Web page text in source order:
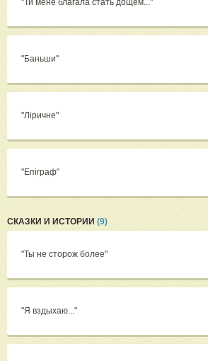
"Ти мене благала стать дощем..."
"Баньши"
"Ліричне"
"Епіграф"
СКАЗКИ И ИСТОРИИ (9)
"Ты не сторож более"
"Я вздыхаю..."